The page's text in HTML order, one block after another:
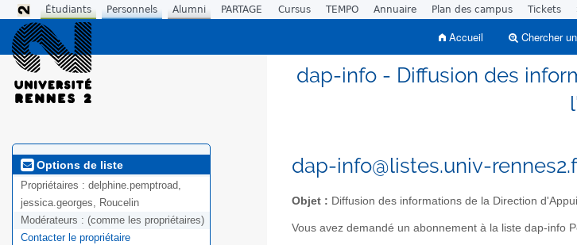
Accueil Chercher
dap-info - Diffusion des
Options de liste
Propriétaires : delphine.pemptroad,
jessica.georges, Roucelin
Modérateurs : (comme les propriétaires)
Contacter le propriétaire
dap-info@listes.univ-
Objet : Diffusion des informations de la Direction
Vous avez demandé un abonnement à la liste dap-info
Étudiants Personnels Alumni PARTAGE Cursus TEMPO Annuaire Plan des campus Tickets